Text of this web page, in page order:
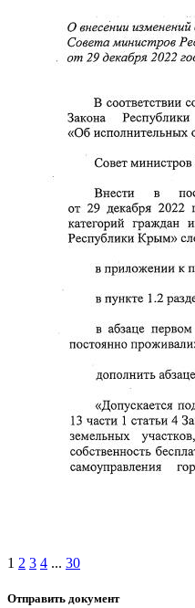
1 2 3 4 ... 30
Отправить документ